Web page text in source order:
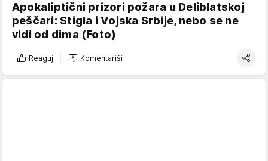
Apokaliptični prizori požara u Deliblatskoj
peščari: Stigla i Vojska Srbije, nebo se ne
vidi od dima (Foto)
Reaguj Komentariši